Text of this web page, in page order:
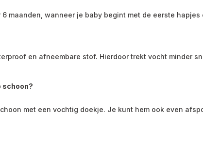
maanden, wanneer je baby begint met de eerste
en afneembare stof. Hierdoor trekt vocht minder
schoon?
met een vochtig doekje. Je kunt hem ook even